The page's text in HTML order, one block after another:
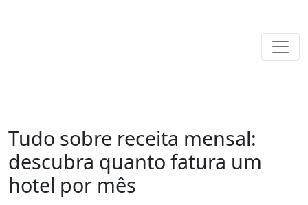
Tudo sobre receita mensal:
descubra quanto fatura um
hotel por mês